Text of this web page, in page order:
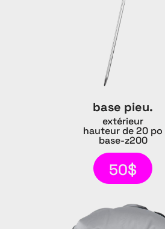
base pieu.
extérieur
hauteur de 20 po
base-z200
50$